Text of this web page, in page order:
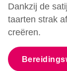
Dankzij de
taarten strak
creëren.